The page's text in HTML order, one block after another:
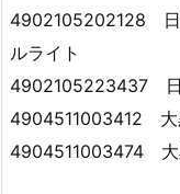
4902105202128 日
ルライト
4902105223437
4904511003412
4904511003474